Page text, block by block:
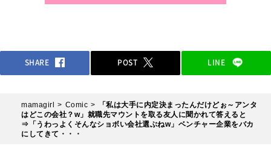
SHARE POST LINE
mamagirl Comic
「私は大手に内定決まったんだけどぉ～アンタ
はどこの会社？w」就職先マウントを取る友人に聞かれて答えると
⇒「うわっよくそんなショボい会社選ぶねw」ベンチャー企業をバカ
にしてきて・・・